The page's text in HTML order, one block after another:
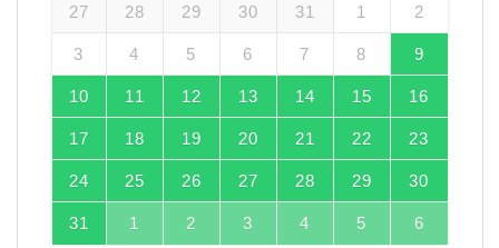
27 28 29 30 31 1 2
3 4 5 6 7 8 9
10 11 12 13 14 15 16
17 18 19 20 21 22 23
24 25 26 27 28 29 30
31 1 2 3 4 5 6